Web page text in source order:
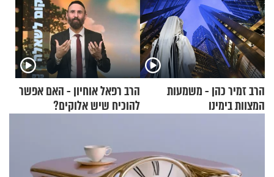
הרב זמיר כהן - משמעות
המצוות בימינו
הרב רפאל אוחיון - האם אפשר
להוכיח שיש אלוקים?